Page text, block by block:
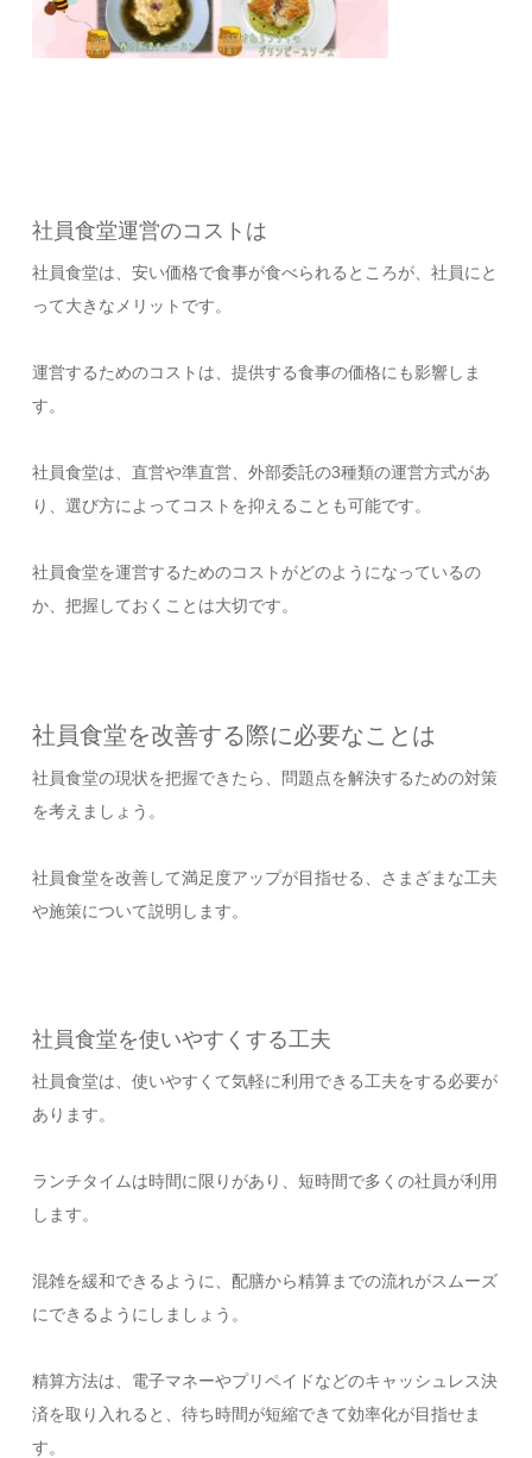
社員食堂運営のコストは
社員食堂は、安い価格で食事が食べられるところが、社員にと
って大きなメリットです。
運営するためのコストは、提供する食事の価格にも影響しま
す。
社員食堂は、直営や準直営、外部委託の3種類の運営方式があ
り、選び方によってコストを抑えることも可能です。
社員食堂を運営するためのコストがどのようになっているの
か、把握しておくことは大切です。
社員食堂を改善する際に必要なことは
社員食堂の現状を把握できたら、問題点を解決するための対策
を考えましょう。
社員食堂を改善して満足度アップが目指せる、さまざまな工夫
や施策について説明します。
社員食堂を使いやすくする工夫
社員食堂は、使いやすくて気軽に利用できる工夫をする必要が
あります。
ランチタイムは時間に限りがあり、短時間で多くの社員が利用
します。
混雑を緩和できるように、配膳から精算までの流れがスムーズ
にできるようにしましょう。
精算方法は、電子マネーやプリペイドなどのキャッシュレス決
済を取り入れると、待ち時間が短縮できて効率化が目指せま
す。